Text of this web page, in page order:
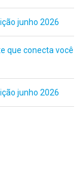
junho 2026
que conecta você
junho 2026